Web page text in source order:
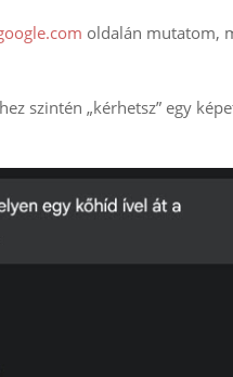
oldalán mutatom,
szintén „kérhetsz” egy